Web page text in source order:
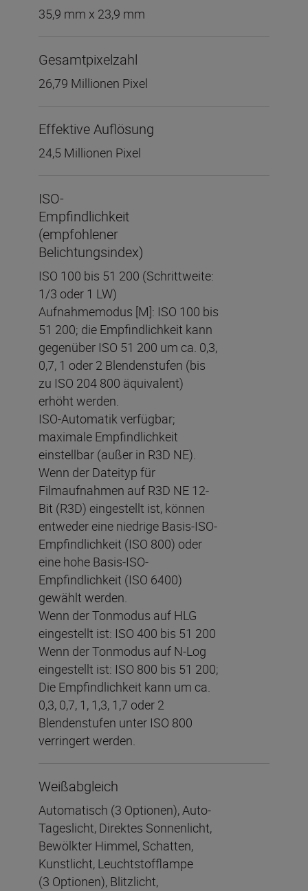
35,9 mm x 23,9 mm
Gesamtpixelzahl
26,79 Millionen Pixel
Effektive Auflösung
24,5 Millionen Pixel
ISO-
Empfindlichkeit
(empfohlener
Belichtungsindex)
ISO 100 bis 51 200 (Schrittweite:
1/3 oder 1 LW)
Aufnahmemodus [M]: ISO 100 bis
51 200; die Empfindlichkeit kann
gegenüber ISO 51 200 um ca. 0,3,
0,7, 1 oder 2 Blendenstufen (bis
zu ISO 204 800 äquivalent)
erhöht werden.
ISO-Automatik verfügbar;
maximale Empfindlichkeit
einstellbar (außer in R3D NE).
Wenn der Dateityp für
Filmaufnahmen auf R3D NE 12-
Bit (R3D) eingestellt ist, können
entweder eine niedrige Basis-ISO-
Empfindlichkeit (ISO 800) oder
eine hohe Basis-ISO-
Empfindlichkeit (ISO 6400)
gewählt werden.
Wenn der Tonmodus auf HLG
eingestellt ist: ISO 400 bis 51 200
Wenn der Tonmodus auf N-Log
eingestellt ist: ISO 800 bis 51 200;
Die Empfindlichkeit kann um ca.
0,3, 0,7, 1, 1,3, 1,7 oder 2
Blendenstufen unter ISO 800
verringert werden.
Weißabgleich
Automatisch (3 Optionen), Auto-
Tageslicht, Direktes Sonnenlicht,
Bewölkter Himmel, Schatten,
Kunstlicht, Leuchtstofflampe
(3 Optionen), Blitzlicht,